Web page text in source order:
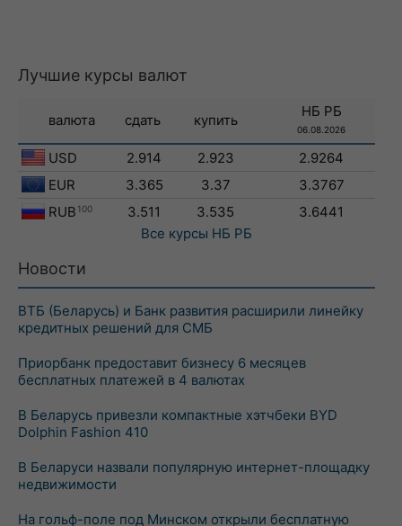
Лучшие курсы валют
валюта сдать купить
НБ РБ
06.08.2026
USD 2.914 2.923
2.9264
EUR
3.365 3.37
3.3767
RUB 100 3.511 3.535
3.6441
Все курсы НБ РБ
Новости
ВТБ (Беларусь) и Банк развития расширили линейку
кредитных решений для СМБ
Приорбанк предоставит бизнесу 6 месяцев
бесплатных платежей в 4 валютах
В Беларусь привезли компактные хэтчбеки BYD
Dolphin Fashion 410
В Беларуси назвали популярную интернет-площадку
недвижимости
На гольф-поле под Минском открыли бесплатную